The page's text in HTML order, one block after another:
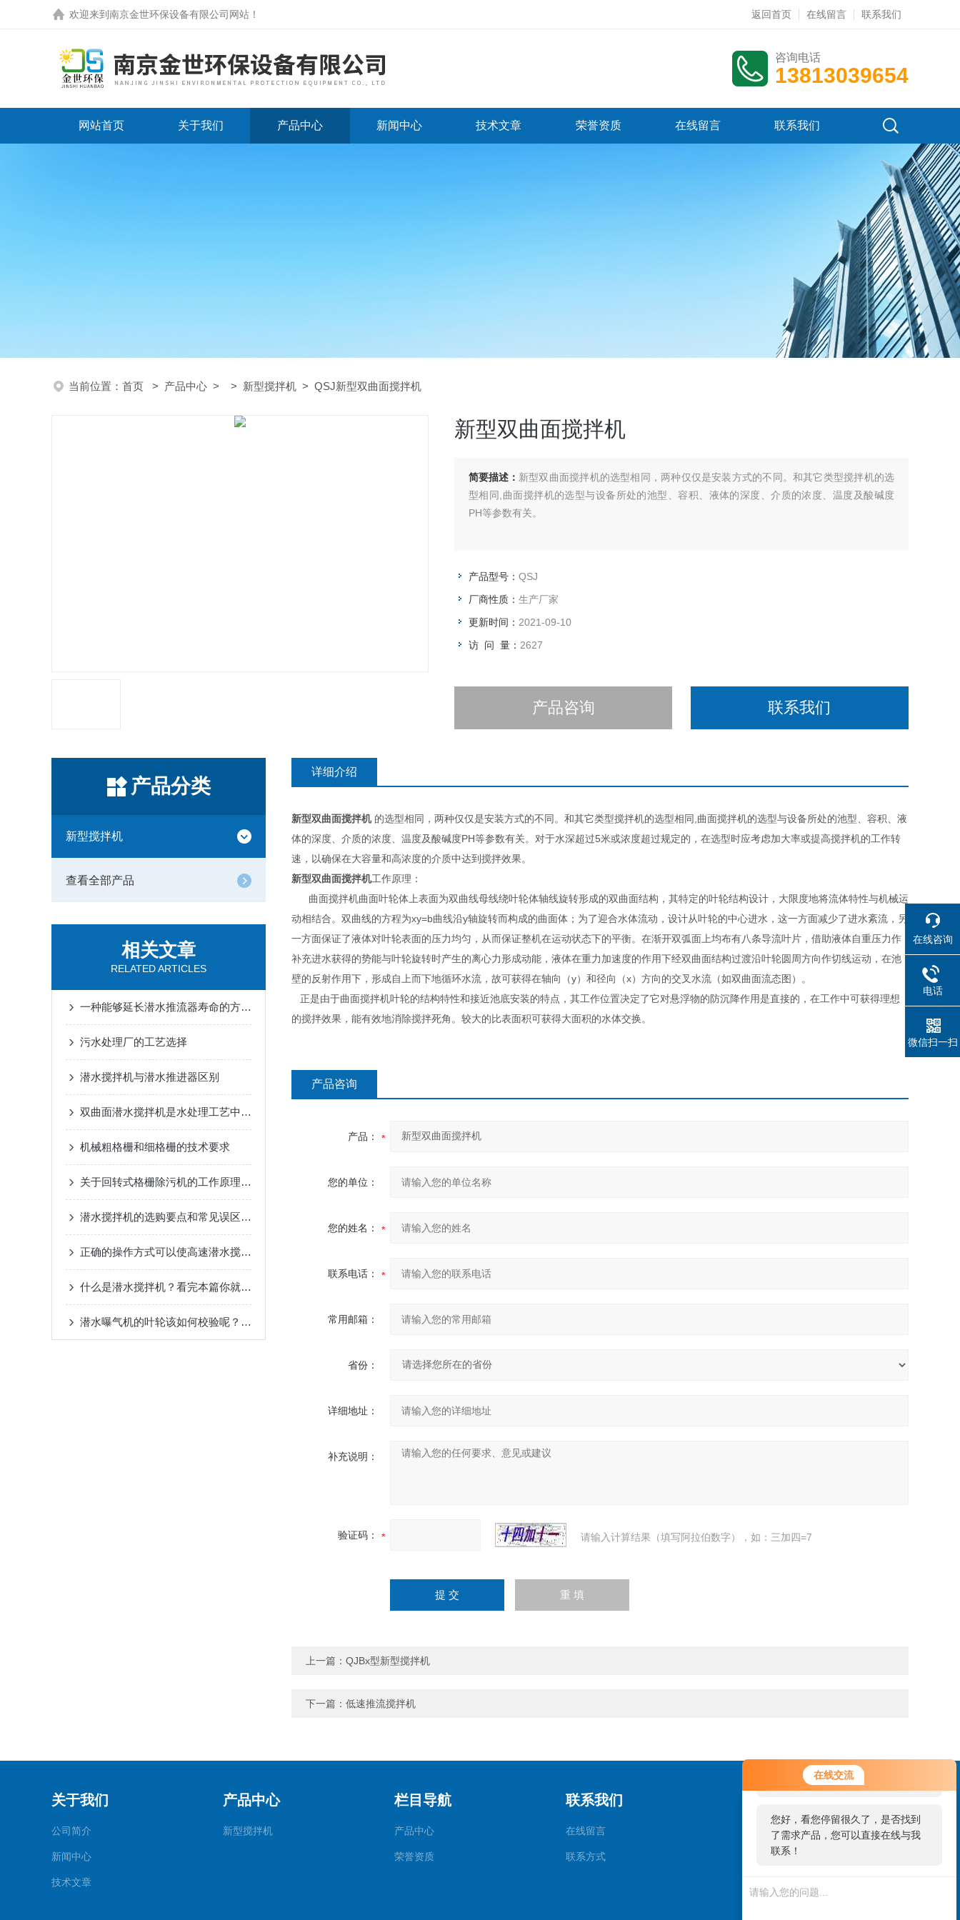
在线交流
您好！欢迎前来咨询，很高兴为您
服务，请问您要咨询什么问题呢？
您好，看您停留很久了，是否找到
了需求产品，您可以直接在线与我
联系！
欢迎来到 南京金世环保设备有限公司网站 ！ 返回首页 在线留言 联系我们
咨询电话
13813039654
网站首页 关于我们 产品中心 新闻中心 技术文章 荣誉资质 在线留言 联系我们
当前位置： 首页 > 产品中心 > > 新型搅拌机 > QSJ新型双曲面搅拌机
新型双曲面搅拌机
简要描述： 新型双曲面搅拌机的选型相同，两种仅仅是安装方式的不同。和其它类型搅拌机的选
型相同,曲面搅拌机的选型与设备所处的池型、容积、液体的深度、介质的浓度、温度及酸碱度
PH等参数有关。
产品型号： QSJ
厂商性质： 生产厂家
更新时间： 2021-09-10
访 问 量： 2627
产品咨询 联系我们
产品分类
新型搅拌机
查看全部产品
相关文章
RELATED ARTICLES
一种能够延长潜水推流器寿命的方法不看不要后悔
污水处理厂的工艺选择
潜水搅拌机与潜水推进器区别
双曲面潜水搅拌机是水处理工艺中的关键设备之一
机械粗格栅和细格栅的技术要求
关于回转式格栅除污机的工作原理及优势分享
潜水搅拌机的选购要点和常见误区是什么？
正确的操作方式可以使高速潜水搅拌器的使用寿命延长
什么是潜水搅拌机？看完本篇你就知道了
潜水曝气机的叶轮该如何校验呢？看看本篇吧
详细介绍
新型双曲面搅拌机的选型相同，两种仅仅是安装方式的不同。和其它类型搅拌机的选型相同,曲面搅拌机的选型与设备所处的池型、容积、液
体的深度、介质的浓度、温度及酸碱度PH等参数有关。对于水深超过5米或浓度超过规定的，在选型时应考虑加大率或提高搅拌机的工作转
速，以确保在大容量和高浓度的介质中达到搅拌效果。
新型双曲面搅拌机工作原理：
曲面搅拌机曲面叶轮体上表面为双曲线母线绕叶轮体轴线旋转形成的双曲面结构，其特定的叶轮结构设计，大限度地将流体特性与机械运
动相结合。双曲线的方程为xy=b曲线沿y轴旋转而构成的曲面体；为了迎合水体流动，设计从叶轮的中心进水，这一方面减少了进水紊流，另
一方面保证了液体对叶轮表面的压力均匀，从而保证整机在运动状态下的平衡。在渐开双弧面上均布有八条导流叶片，借助液体自重压力作
补充进水获得的势能与叶轮旋转时产生的离心力形成动能，液体在重力加速度的作用下经双曲面结构过渡沿叶轮圆周方向作切线运动，在池
壁的反射作用下，形成自上而下地循环水流，故可获得在轴向（y）和径向（x）方向的交叉水流（如双曲面流态图）。
正是由于曲面搅拌机叶轮的结构特性和接近池底安装的特点，其工作位置决定了它对悬浮物的防沉降作用是直接的，在工作中可获得理想
的搅拌效果，能有效地消除搅拌死角。较大的比表面积可获得大面积的水体交换。
产品咨询
产品：
您的单位：
您的姓名：
联系电话：
常用邮箱：
省份：
详细地址：
补充说明：
验证码： 请输入计算结果（填写阿拉伯数字），如：三加四=7
上一篇： QJBx型新型搅拌机
下一篇： 低速推流搅拌机
关于我们
公司简介
新闻中心
技术文章
产品中心
新型搅拌机
栏目导航
产品中心
荣誉资质
联系我们
在线留言
联系方式
在线咨询
电话
微信扫一扫